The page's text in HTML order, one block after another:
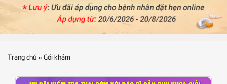
Trang chủ»Gói khám